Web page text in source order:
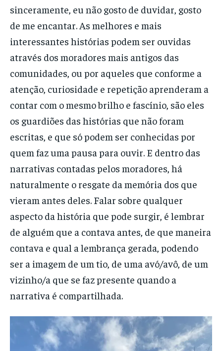
sinceramente, eu não gosto de duvidar, gosto
de me encantar. As melhores e mais
interessantes histórias podem ser ouvidas
através dos moradores mais antigos das
comunidades, ou por aqueles que conforme a
atenção, curiosidade e repetição aprenderam a
contar com o mesmo brilho e fascínio, são eles
os guardiões das histórias que não foram
escritas, e que só podem ser conhecidas por
quem faz uma pausa para ouvir. E dentro das
narrativas contadas pelos moradores, há
naturalmente o resgate da memória dos que
vieram antes deles. Falar sobre qualquer
aspecto da história que pode surgir, é lembrar
de alguém que a contava antes, de que maneira
contava e qual a lembrança gerada, podendo
ser a imagem de um tio, de uma avó/avô, de um
vizinho/a que se faz presente quando a
narrativa é compartilhada.